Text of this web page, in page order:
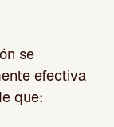
se
efectiva
que: